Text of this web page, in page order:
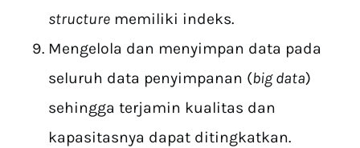
structure memiliki indeks.
Mengelola dan menyimpan data pada
seluruh data penyimpanan (big data)
sehingga terjamin kualitas dan
kapasitasnya dapat ditingkatkan.